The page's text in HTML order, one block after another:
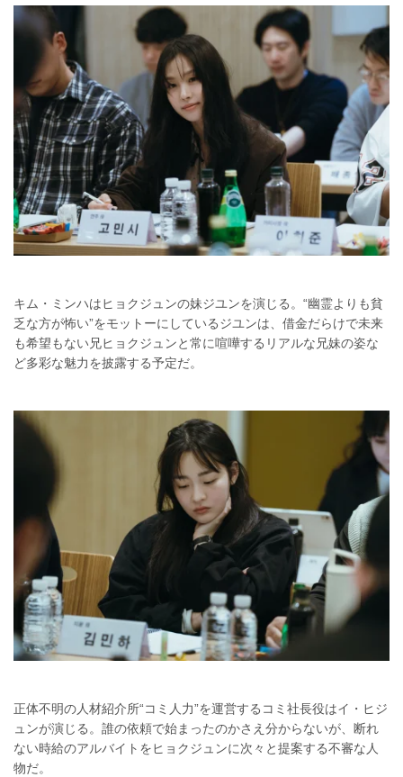
キム・ミンハはヒョクジュンの妹ジユンを演じる。“幽霊よりも貧
乏な方が怖い”をモットーにしているジユンは、借金だらけで未来
も希望もない兄ヒョクジュンと常に喧嘩するリアルな兄妹の姿な
ど多彩な魅力を披露する予定だ。
正体不明の人材紹介所“コミ人力”を運営するコミ社長役はイ・ヒジ
ュンが演じる。誰の依頼で始まったのかさえ分からないが、断れ
ない時給のアルバイトをヒョクジュンに次々と提案する不審な人
物だ。